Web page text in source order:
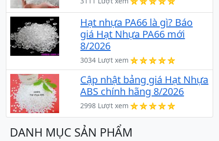
Hạt nhựa PA66 là gì? Báo
giá Hạt Nhựa PA66 mới
8/2026
3034 Lượt xem
Cập nhật bảng giá Hạt Nhựa
ABS chính hãng 8/2026
2998 Lượt xem
DANH MỤC SẢN PHẨM